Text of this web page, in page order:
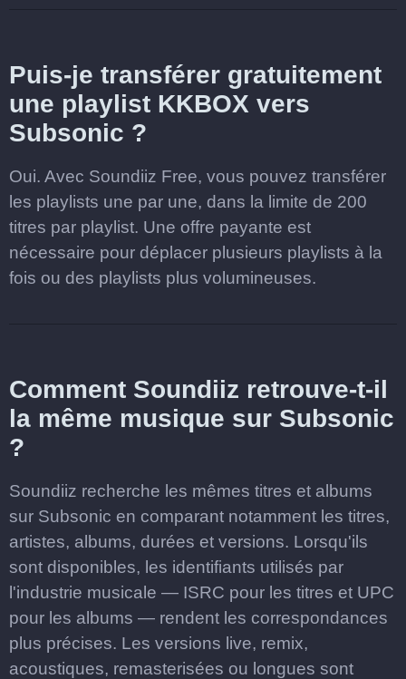
Puis-je transférer gratuitement
une playlist KKBOX vers
Subsonic ?
Oui. Avec Soundiiz Free, vous pouvez transférer
les playlists une par une, dans la limite de 200
titres par playlist. Une offre payante est
nécessaire pour déplacer plusieurs playlists à la
fois ou des playlists plus volumineuses.
Comment Soundiiz retrouve-t-il
la même musique sur Subsonic
?
Soundiiz recherche les mêmes titres et albums
sur Subsonic en comparant notamment les titres,
artistes, albums, durées et versions. Lorsqu'ils
sont disponibles, les identifiants utilisés par
l'industrie musicale — ISRC pour les titres et UPC
pour les albums — rendent les correspondances
plus précises. Les versions live, remix,
acoustiques, remasterisées ou longues sont